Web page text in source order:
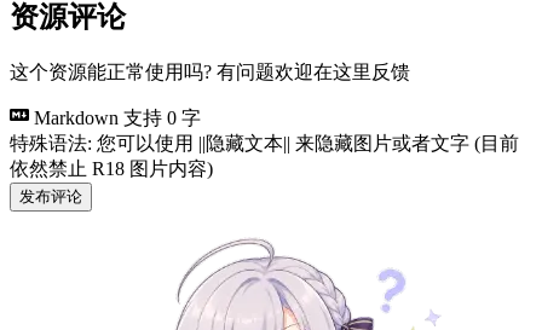
资源评论
这个资源能正常使用吗? 有问题欢迎在这里反馈
Markdown 支持 0 字
特殊语法: 您可以使用 ||隐藏文本|| 来隐藏图片或者文字 (目前
依然禁止 R18 图片内容)
发布评论